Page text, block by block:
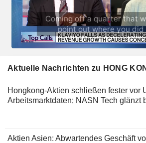
Aktuelle Nachrichten zu HONG
Hongkong-Aktien schließen fester vor
Arbeitsmarktdaten; NASN Tech glänzt
Aktien Asien: Abwartendes Geschäft